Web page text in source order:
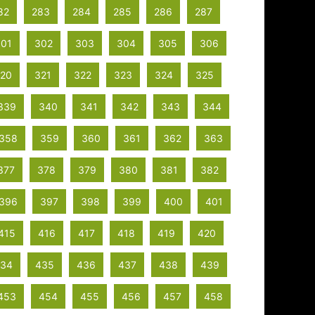
283 284 285 286 287
302 303 304 305 306
321 322 323 324 325
340 341 342 343 344
359 360 361 362 363
378 379 380 381 382
397 398 399 400 401
416 417 418 419 420
435 436 437 438 439
454 455 456 457 458